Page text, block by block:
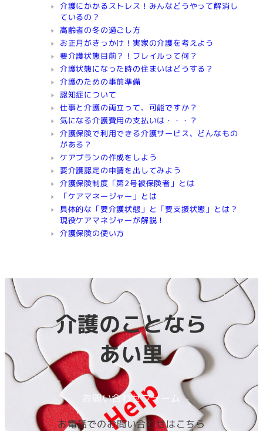
介護にかかるストレス！みんなどうやって解消し
ているの？
高齢者の冬の過ごし方
お正月がきっかけ！実家の介護を考えよう
要介護状態目前？！フレイルって何？
介護状態になった時の住まいはどうする？
介護のための事前準備
認知症について
仕事と介護の両立って、可能ですか？
気になる介護費用の支払いは・・・？
介護保険で利用できる介護サービス、どんなもの
がある？
ケアプランの作成をしよう
要介護認定の申請を出してみよう
介護保険制度「第2号被保険者」とは
「ケアマネージャー」とは
具体的な「要介護状態」と「要支援状態」とは？
現役ケアマネジャーが解説！
介護保険の使い方
介護のことなら
あい里
お問い合わせフォーム
お電話でのお問い合わせはこちら